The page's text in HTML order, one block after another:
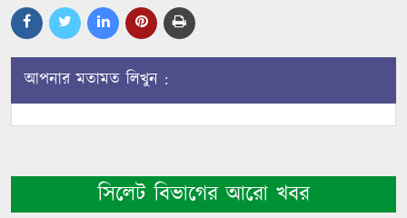
আপনার মতামত লিখুন :
সিলেট বিভাগের আরো খবর